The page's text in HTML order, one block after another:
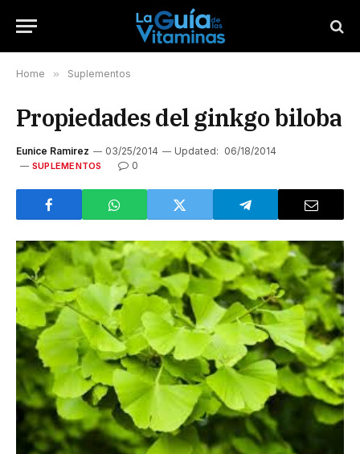
Home » Suplementos
Propiedades del ginkgo biloba
Eunice Ramirez 03/25/2014 Updated: 06/18/2014
SUPLEMENTOS 0